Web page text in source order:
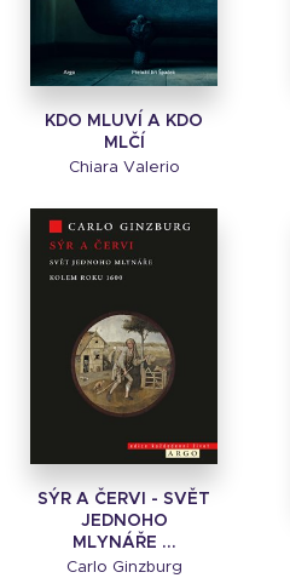
KDO MLUVÍ A KDO
MLČÍ
Chiara Valerio
SÝR A ČERVI - SVĚT
JEDNOHO
MLYNÁŘE ...
Carlo Ginzburg